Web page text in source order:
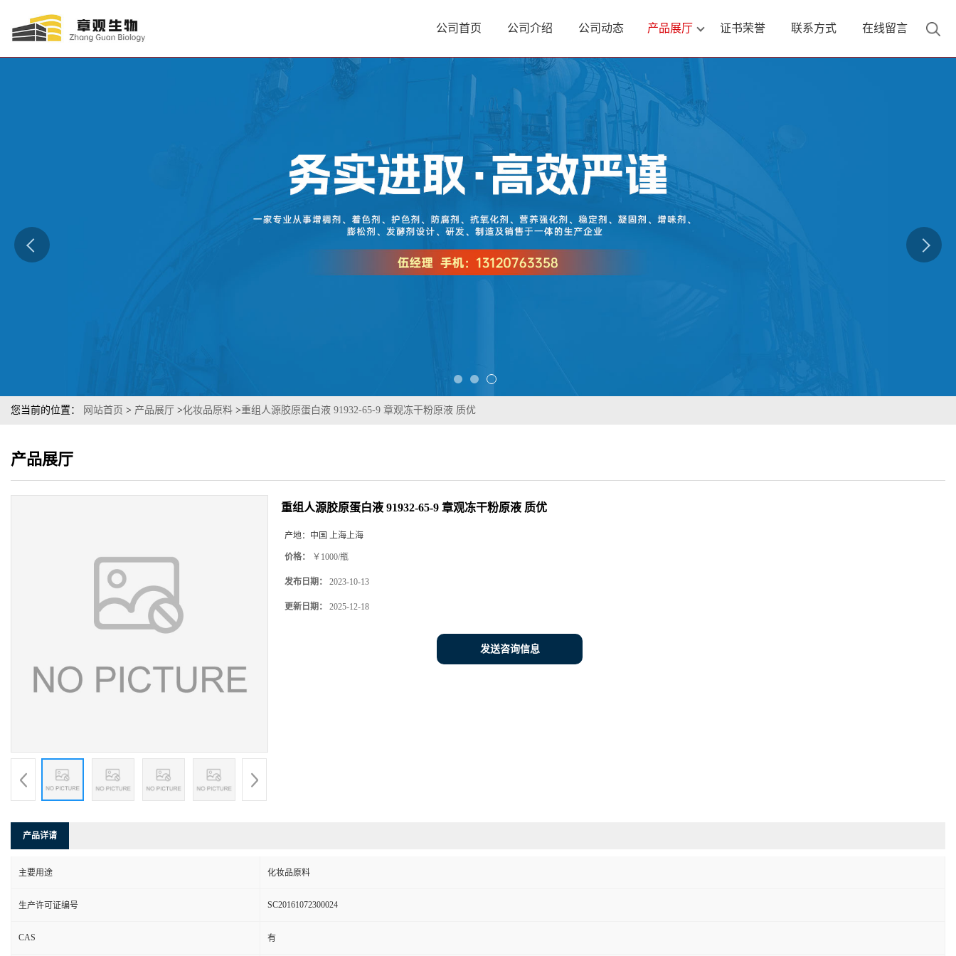
公司首页 公司介绍 公司动态 产品展厅 证书荣誉 联系方式 在线留言
您当前的位置： 网站首页 > 产品展厅 >化妆品原料 >重组人源胶原蛋白液 91932-65-9 章观冻干粉原液 质优
产品展厅
重组人源胶原蛋白液 91932-65-9 章观冻干粉原液 质优
产地： 中国 上海上海
价格： ￥1000/瓶
发布日期： 2023-10-13
更新日期： 2025-12-18
发送咨询信息
产品详请
主要用途 化妆品原料
生产许可证编号 SC20161072300024
CAS 有